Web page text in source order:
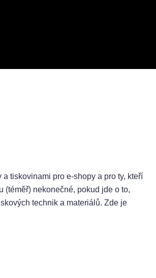
tiskovinami pro e-shopy a pro ty, kteří
(téměř) nekonečné, pokud jde o to,
technik a materiálů. Zde je